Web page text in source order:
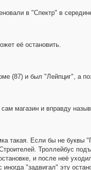
в "Спектр" в
её остановить.
(87) и был "Лейпциг", а
магазин и вправду
такая. Если бы не
Троллейбус
и после неё
"задвигал" эту